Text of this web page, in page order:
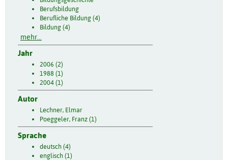
Berufsbildung
Berufliche Bildung (4)
Bildung (4)
mehr...
Jahr
2006 (2)
1988 (1)
2004 (1)
Autor
Lechner, Elmar
Poeggeler, Franz (1)
Sprache
deutsch (4)
englisch (1)